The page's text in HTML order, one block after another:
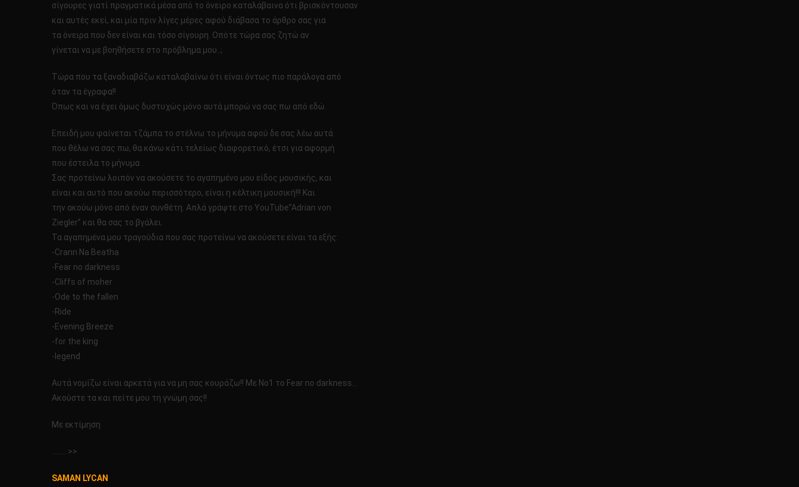
σίγουρες γιατί πραγματικά μέσα από το όνειρο καταλάβαινα ότι βρισκόντουσαν
και αυτές εκεί, και μία πριν λίγες μέρες αφού διάβασα το άρθρο σας για
τα όνειρα που δεν είναι και τόσο σίγουρη. Οπότε τώρα σας ζητώ αν
γίνεται να με βοηθήσετε στο πρόβλημα μου..;
Τώρα που τα ξαναδιαβάζω καταλαβαίνω ότι είναι όντως πιο παράλογα από
όταν τα έγραφα!!
Όπως και να έχει όμως δυστυχώς μόνο αυτά μπορώ να σας πω από εδώ.
Επειδή μου φαίνεται τζάμπα το στέλνω το μήνυμα αφού δε σας λέω αυτά
που θέλω να σας πω, θα κάνω κάτι τελείως διαφορετικό, έτσι για αφορμή
που έστειλα το μήνυμα .
Σας προτείνω λοιπόν να ακούσετε το αγαπημένο μου είδος μουσικής, και
είναι και αυτό που ακούω περισσότερο, είναι η κέλτικη μουσική!!! Και
την ακούω μόνο από έναν συνθέτη. Απλά γράψτε στο YouTube”Adrian von
Ziegler” και θα σας το βγάλει.
Τα αγαπημένα μου τραγούδια που σας προτείνω να ακούσετε είναι τα εξής:
-Crann Na Beatha
-Fear no darkness
-Cliffs of moher
-Ode to the fallen
-Ride
-Evening Breeze
-for the king
-legend
Αυτά νομίζω είναι αρκετά για να μη σας κουράζω!! Με Νο1 το Fear no darkness…
Ακούστε τα και πείτε μου τη γνώμη σας!!
Με εκτίμηση
…….. >>
SAMAN LYCAN